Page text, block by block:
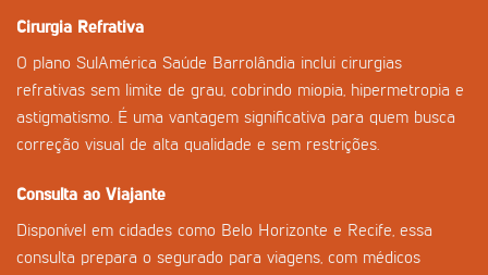
Cirurgia Refrativa
O plano SulAmérica Saúde Barrolândia inclui cirurgias
refrativas sem limite de grau, cobrindo miopia, hipermetropia e
astigmatismo. É uma vantagem significativa para quem busca
correção visual de alta qualidade e sem restrições.
Consulta ao Viajante
Disponível em cidades como Belo Horizonte e Recife, essa
consulta prepara o segurado para viagens, com médicos